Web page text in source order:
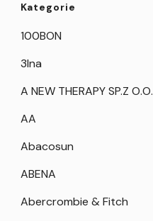
Kategorie
100BON
3Ina
A NEW THERAPY SP.Z O.O.
AA
Abacosun
ABENA
Abercrombie & Fitch